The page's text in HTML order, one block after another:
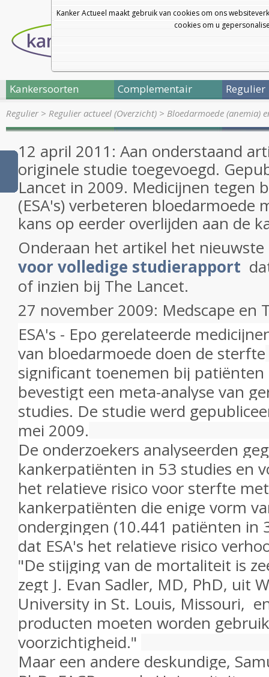
Kanker Actueel maakt gebruik van cookies om ons
cookies om u
Kankersoorten Complementair Regulier
Regulier> Regulier actueel (Overzicht) > Bloedarmoede (anemia)
12 april 2011: Aan onderstaand
originele studie toegevoegd.
Lancet in 2009. Medicijnen tegen
(ESA's) verbeteren bloedarmoede
kans op eerder overlijden aan de
Onderaan het artikel het
voor volledige studierapport
of inzien bij The Lancet.
27 november 2009: Medscape en
ESA's - Epo gerelateerde
van bloedarmoede doen de sterfte
significant toenemen bij
bevestigt een meta-analyse van
studies. De studie werd
mei 2009.
De onderzoekers analyseerden
kankerpatiënten in 53 studies en
het relatieve risico voor sterfte
kankerpatiënten die enige vorm
ondergingen (10.441 patiënten in
dat ESA's het relatieve risico
"De stijging van de mortaliteit is
zegt J. Evan Sadler, MD, PhD, uit
University in St. Louis, Missouri,
producten moeten worden
voorzichtigheid."
Maar een andere deskundige,